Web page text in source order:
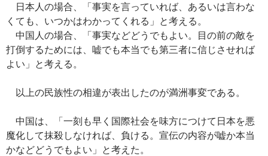
日本人の場合、「事実を言っていれば、あるいは言わな
くても、いつかはわかってくれる」と考える。
中国人の場合、「事実などどうでもよい。目の前の敵を
打倒するためには、嘘でも本当でも第三者に信じさせれば
よい」と考える。
以上の民族性の相違が表出したのが満洲事変である。
中国は、「一刻も早く国際社会を味方につけて日本を悪
魔化して抹殺しなければ、負ける。宣伝の内容が嘘か本当
かなどどうでもよい」と考えた。